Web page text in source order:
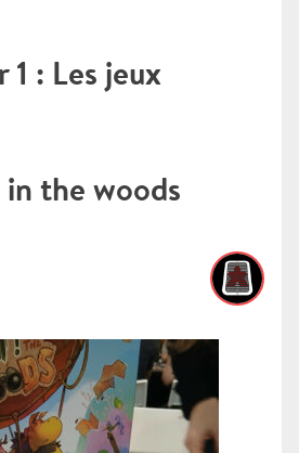
1 : Les jeux
in the woods